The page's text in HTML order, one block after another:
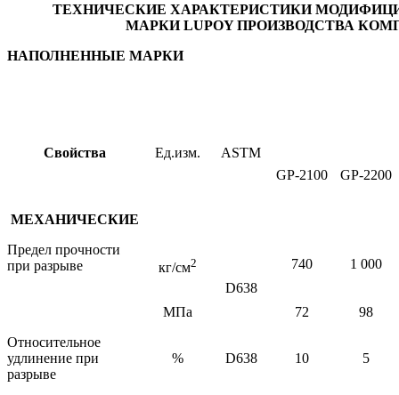
ТЕХНИЧЕСКИЕ ХАРАКТЕРИСТИКИ
МАРКИLUPOYПРОИЗВОДСТВА
НАПОЛНЕННЫЕ МАРКИ
Свойства Ед.изм.
ASTM
GP-2100 GP-2200
МЕХАНИЧЕСКИЕ
Предел прочности
при разрыве
кг/см2
D638
740 1 000
МПа 72
98
Относительное
удлинение при
разрыве
% D638 10 5